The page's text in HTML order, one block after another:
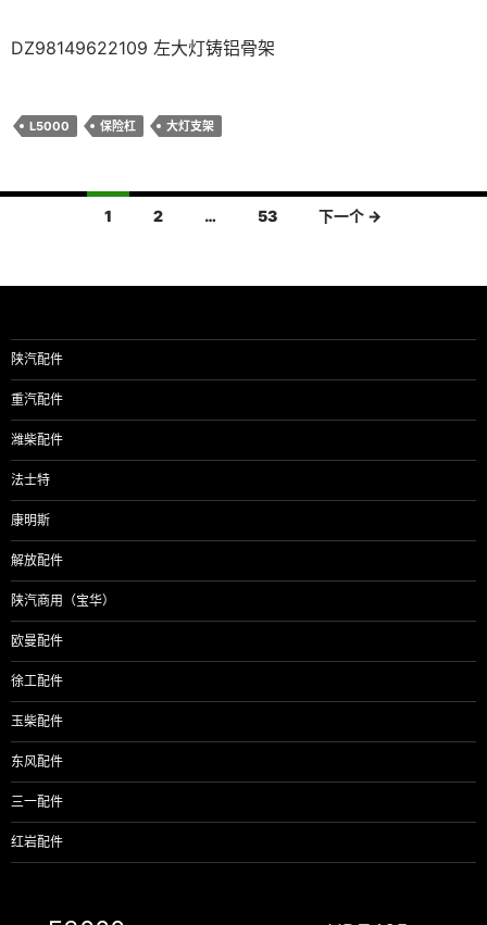
DZ98149622109 左大灯铸铝骨架
L5000 保险杠 大灯支架
导
1 2 … 53 下一个 →
陕汽配件
重汽配件
潍柴配件
法士特
康明斯
解放配件
陕汽商用（宝华）
欧曼配件
徐工配件
玉柴配件
东风配件
三一配件
红岩配件